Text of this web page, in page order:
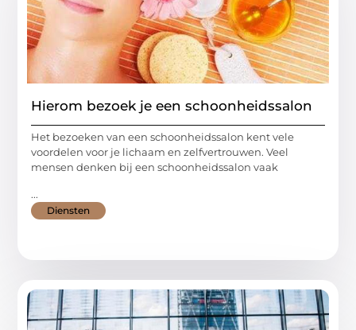
Hierom bezoek je een schoonheidssalon
Het bezoeken van een schoonheidssalon kent vele
voordelen voor je lichaam en zelfvertrouwen. Veel
mensen denken bij een schoonheidssalon vaak
...
Diensten